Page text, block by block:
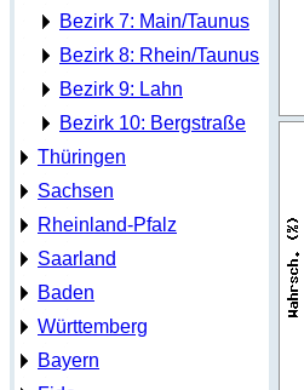
Bezirk 7: Main/Taunus
Bezirk 8: Rhein/Taunus
Bezirk 9: Lahn
Bezirk 10: Bergstraße
Thüringen
Sachsen
Rheinland-Pfalz
Saarland
Baden
Württemberg
Bayern